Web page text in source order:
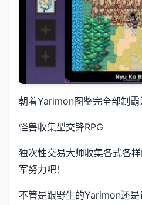
朝着Yarimon图鉴完全部制霸
怪兽收集型交锋RPG
独次性交易大师收集各式各
军努力吧！
不管是跟野生的Yarimon还